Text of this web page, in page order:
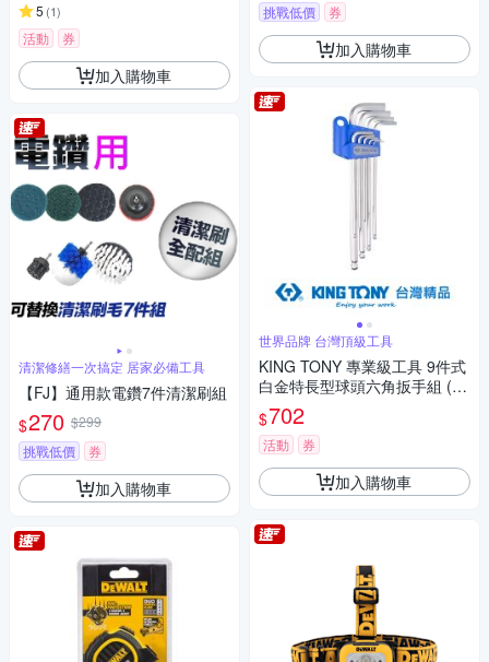
5 (1)
活動 券
加入購物車
清潔修繕一次搞定 居家必備工具
【FJ】通用款電鑽7件清潔刷組
$270 $299
挑戰低價
券
加入購物車
挑戰低價
券
加入購物車
世界品牌 台灣頂級工具
KING TONY 專業級工具 9件式
白金特長型球頭六角扳手組 (K
T20109MR)
$702
活動 券
加入購物車